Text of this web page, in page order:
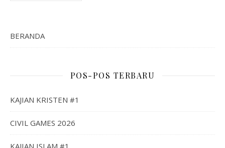
BERANDA
POS-POS TERBARU
KAJIAN KRISTEN #1
CIVIL GAMES 2026
KAJIAN ISLAM #1